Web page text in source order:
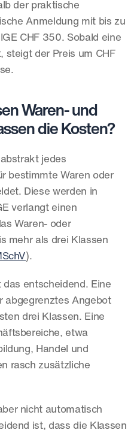
der praktische
Anmeldung mit bis zu
CHF 350. Sobald eine
steigt der Preis um CHF
Waren- und
die Kosten?
jedes
bestimmte Waren oder
Diese werden in
verlangt einen
Waren- oder
mehr als drei Klassen
).
das entscheidend. Eine
abgegrenztes Angebot
drei Klassen. Eine
etwa
Handel und
rasch zusätzliche
nicht automatisch
ist, dass die Klassen